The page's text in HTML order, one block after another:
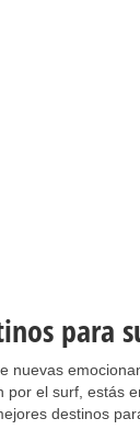
para
nuevas
el surf, estás
destinos